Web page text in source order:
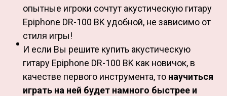
опытные игроки сочтут акустическую гитару
Epiphone DR-100 BK удобной, не зависимо от
стиля игры!
И если Вы решите купить акустическую
гитару Epiphone DR-100 BK как новичок, в
качестве первого инструмента, то научиться
играть на ней будет намного быстрее и